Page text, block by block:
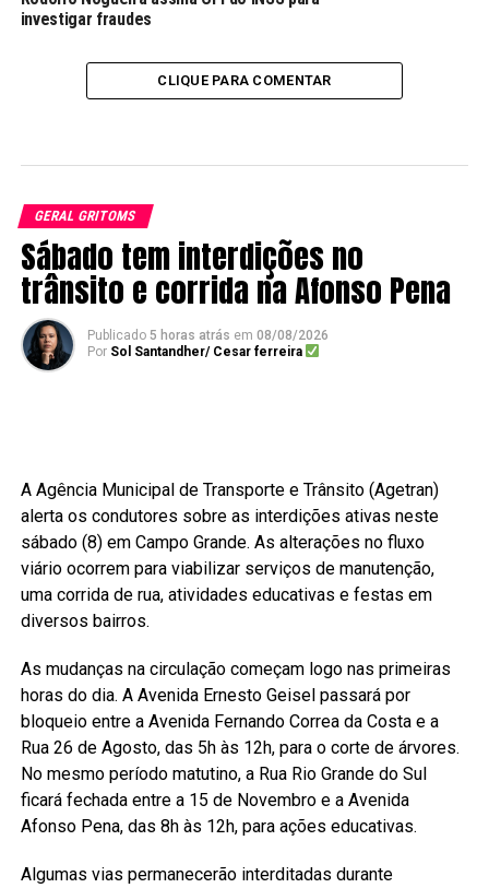
investigar fraudes
CLIQUE PARA COMENTAR
GERAL GRITOMS
Sábado tem interdições no
trânsito e corrida na Afonso Pena
Publicado 5 horas atrás em 08/08/2026
Por Sol Santandher/ Cesar ferreira
A Agência Municipal de Transporte e Trânsito (Agetran)
alerta os condutores sobre as interdições ativas neste
sábado (8) em Campo Grande. As alterações no fluxo
viário ocorrem para viabilizar serviços de manutenção,
uma corrida de rua, atividades educativas e festas em
diversos bairros.
As mudanças na circulação começam logo nas primeiras
horas do dia. A Avenida Ernesto Geisel passará por
bloqueio entre a Avenida Fernando Correa da Costa e a
Rua 26 de Agosto, das 5h às 12h, para o corte de árvores.
No mesmo período matutino, a Rua Rio Grande do Sul
ficará fechada entre a 15 de Novembro e a Avenida
Afonso Pena, das 8h às 12h, para ações educativas.
Algumas vias permanecerão interditadas durante